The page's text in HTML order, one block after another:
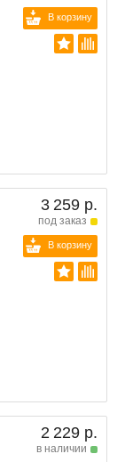
В корзину
3 259 р.
под заказ
В корзину
2 229 р.
в наличии